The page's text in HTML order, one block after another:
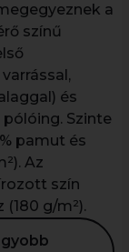
a
színű
és
Szinte
pamut és
Az
szín
(180 g/m²).